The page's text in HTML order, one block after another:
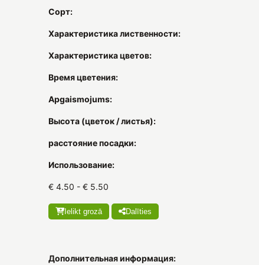
Сорт:
Характеристика лиственности:
Характеристика цветов:
Время цветения:
Apgaismojums:
Высота (цветок / листья):
расстояние посадки:
Использование:
€ 4.50 - € 5.50
Ielikt grozā Dalīties
Дополнительная информация: